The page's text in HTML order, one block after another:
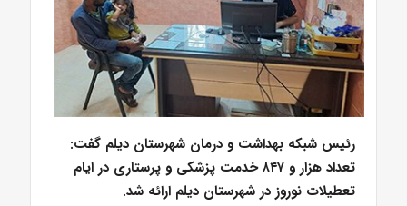
رئیس شبکه بهداشت و درمان شهرستان دیلم گفت:
تعداد هزار و ۸۴۷ خدمت پزشکی و پرستاری در ایام
تعطیلات نوروز در شهرستان دیلم ارائه شد.